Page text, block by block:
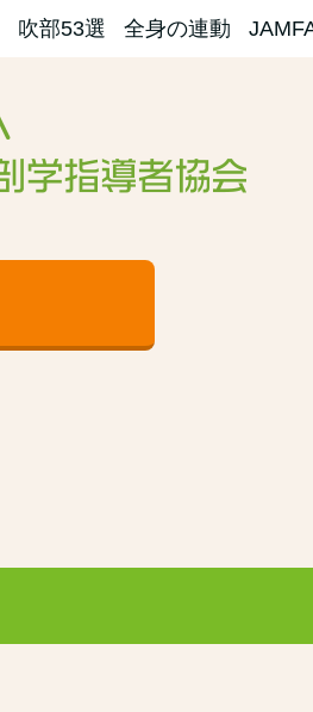
吹部53選 全身の連動